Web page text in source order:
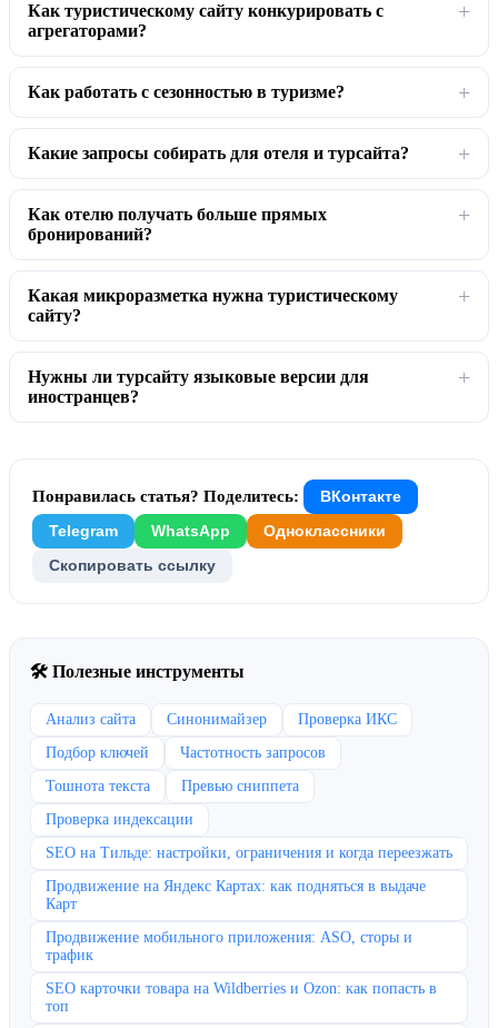
Как туристическому сайту конкурировать с
агрегаторами?
Как работать с сезонностью в туризме?
Какие запросы собирать для отеля и турсайта?
Как отелю получать больше прямых
бронирований?
Какая микроразметка нужна туристическому
сайту?
Нужны ли турсайту языковые версии для
иностранцев?
Понравилась статья? Поделитесь: ВКонтакте
Telegram WhatsApp Одноклассники
Скопировать ссылку
🛠 Полезные инструменты
Анализ сайта Синонимайзер
Проверка ИКС
Подбор ключей
Частотность запросов
Тошнота текста
Превью сниппета
Проверка индексации
SEO на Тильде: настройки, ограничения и когда переезжать
Продвижение на Яндекс Картах: как подняться в выдаче
Карт
Продвижение мобильного приложения: ASO, сторы и
трафик
SEO карточки товара на Wildberries и Ozon: как попасть в
топ